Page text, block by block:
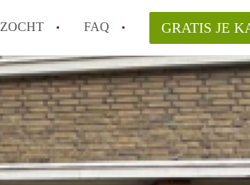
FAQ
KamersLeeuwarden!
bemiddelingsvergoeding?
verantwoordelijk voor de aangeboden
GRATIS JE